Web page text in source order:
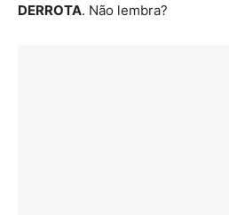
DERROTA. Não lembra?